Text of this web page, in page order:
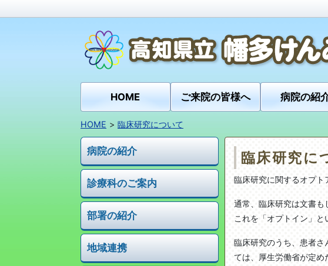
HOME ご来院の皆様へ 病院の紹
HOME 臨床研究について
病院の紹介
診療科のご案内
部署の紹介
地域連携
臨床研究に
臨床研究に関するオプト
通常、臨床研究は文書も
これを「オプトイン」と
臨床研究のうち、患者
ては、厚生労働省が定